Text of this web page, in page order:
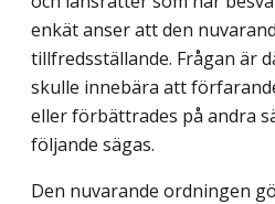
enkät anser att den
tillfredsställande. Frågan är
skulle innebära att
eller förbättrades på andra
följande sägas.
Den nuvarande ordningen